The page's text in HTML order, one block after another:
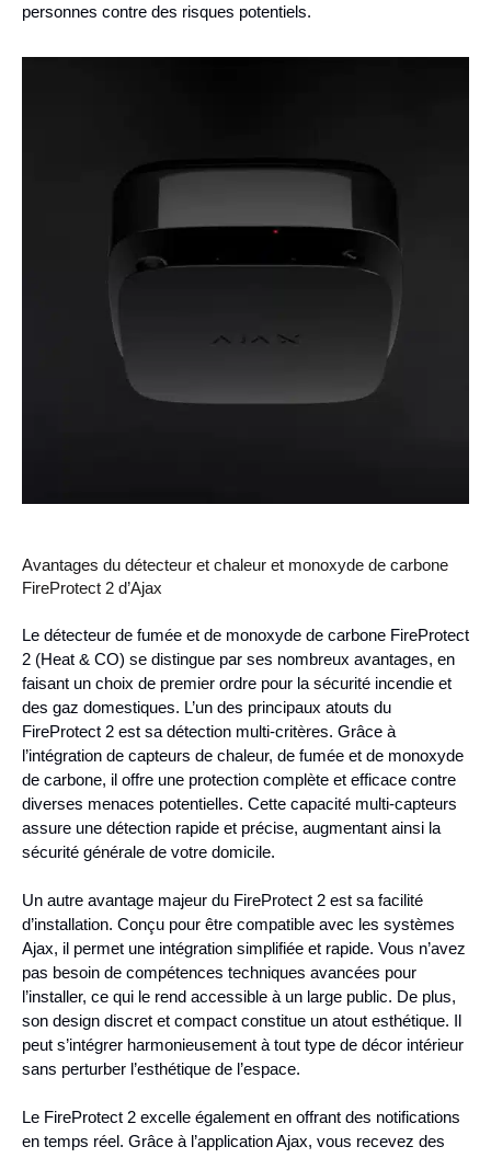
personnes contre des risques potentiels.
Avantages du détecteur et chaleur et monoxyde de carbone
FireProtect 2 d’Ajax
Le détecteur de fumée et de monoxyde de carbone FireProtect
2 (Heat & CO) se distingue par ses nombreux avantages, en
faisant un choix de premier ordre pour la sécurité incendie et
des gaz domestiques. L’un des principaux atouts du
FireProtect 2 est sa détection multi-critères. Grâce à
l’intégration de capteurs de chaleur, de fumée et de monoxyde
de carbone, il offre une protection complète et efficace contre
diverses menaces potentielles. Cette capacité multi-capteurs
assure une détection rapide et précise, augmentant ainsi la
sécurité générale de votre domicile.
Un autre avantage majeur du FireProtect 2 est sa facilité
d’installation. Conçu pour être compatible avec les systèmes
Ajax, il permet une intégration simplifiée et rapide. Vous n’avez
pas besoin de compétences techniques avancées pour
l’installer, ce qui le rend accessible à un large public. De plus,
son design discret et compact constitue un atout esthétique. Il
peut s’intégrer harmonieusement à tout type de décor intérieur
sans perturber l’esthétique de l’espace.
Le FireProtect 2 excelle également en offrant des notifications
en temps réel. Grâce à l’application Ajax, vous recevez des